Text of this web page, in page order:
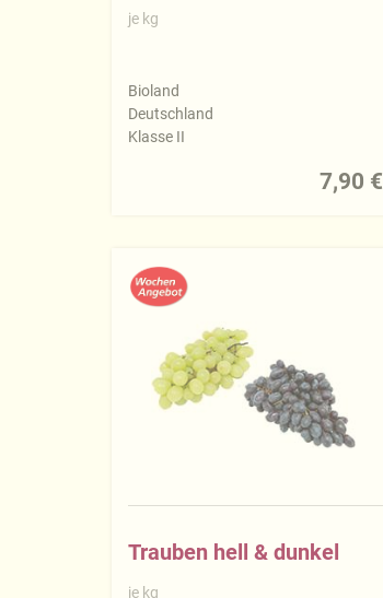
je kg
Bioland
Deutschland
Klasse II
7,90 €
Trauben hell & dunkel
je kg